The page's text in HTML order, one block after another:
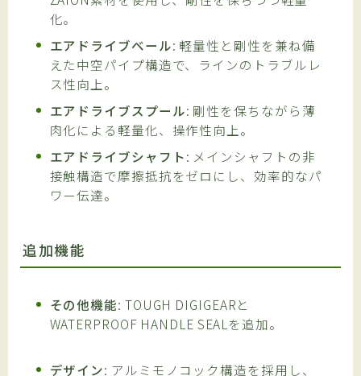
化。
エアドライブベール: 軽量性と剛性を兼ね備
えた中空パイプ構造で、ラインのトラブルレ
ス性向上。
エアドライブスプール: 剛性を保ちながら薄
肉化による軽量化、操作性向上。
エアドライブシャフト: メインシャフトの非
接触構造で摩擦抵抗をゼロにし、効率的なパ
ワー伝達。
追加機能
その他機能: TOUGH DIGIGEARと
WATERPROOF HANDLE SEALを追加。
デザイン: アルミモノコック構造を採用し、